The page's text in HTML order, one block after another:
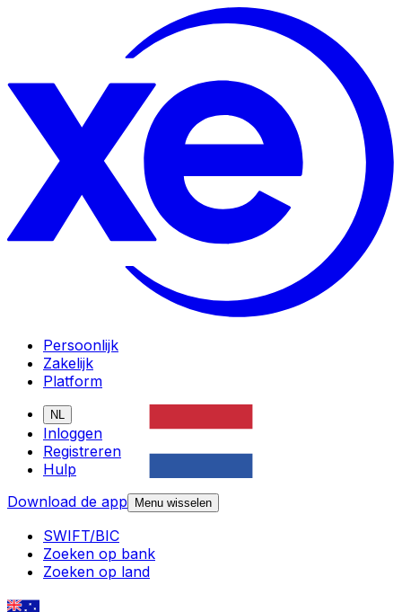
Persoonlijk
Zakelijk
Platform
NL
Inloggen
Registreren
Hulp
Download de app
Menu wisselen
SWIFT/BIC
Zoeken op bank
Zoeken op land